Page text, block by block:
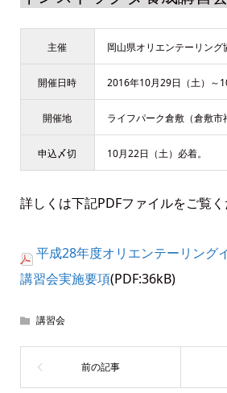
主催 岡山県オリエンテーリング
開催日時 2016年10月29日（土）～
開催地 ライフパーク倉敷（倉敷市
申込〆切 10月22日（土）必着。
詳しくは下記PDFファイルをご覧く
平成28年度オリエンテーリング
講習会実施要項(PDF:36kB)
講習会